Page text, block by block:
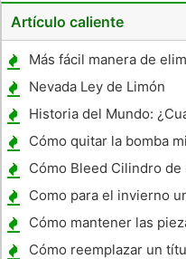
Artículo caliente
Más fácil manera de
claro de Aluminio
del motocrós
Nevada Ley de Limón
Historia del Mundo:
Jeeps Llamado en la
Mundial
Cómo quitar la bomba
Cómo Bleed Cilindro de
Como para el invierno
Airstream
Cómo mantener las
de congelación
Cómo reemplazar un